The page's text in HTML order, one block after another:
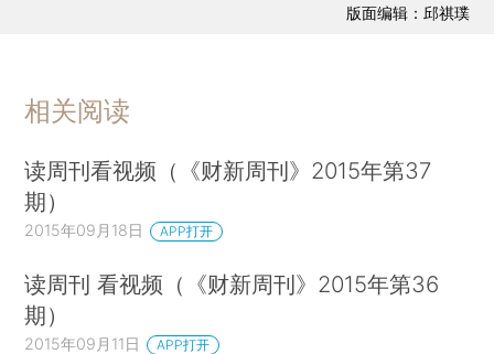
版面编辑：邱祺璞
相关阅读
读周刊看视频（《财新周刊》2015年第37
期）
2015年09月18日 APP打开
读周刊 看视频（《财新周刊》2015年第36
期）
2015年09月11日 APP打开